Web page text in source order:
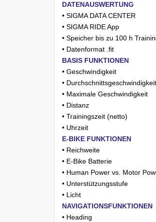
DATENAUSWERTUNG
• SIGMA DATA CENTER
• SIGMA RIDE App
• Speicher bis zu 100 h
• Datenformat .fit
BASIS FUNKTIONEN
• Geschwindigkeit
• Durchschnittsgeschwindigkeit
• Maximale Geschwindigkeit
• Distanz
• Trainingszeit (netto)
• Uhrzeit
E-BIKE FUNKTIONEN
• Reichweite
• E-Bike Batterie
• Human Power vs. Motor
• Unterstützungsstufe
• Licht
NAVIGATIONSFUNKTIONEN
• Heading